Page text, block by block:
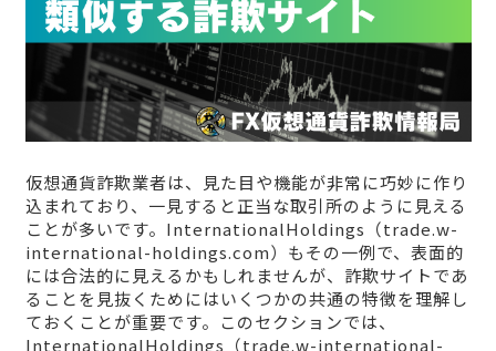
仮想通貨詐欺業者は、見た目や機能が非常に巧妙に作り
込まれており、一見すると正当な取引所のように見える
ことが多いです。InternationalHoldings（trade.w-
international-holdings.com）もその一例で、表面的
には合法的に見えるかもしれませんが、詐欺サイトであ
ることを見抜くためにはいくつかの共通の特徴を理解し
ておくことが重要です。このセクションでは、
InternationalHoldings（trade.w-international-